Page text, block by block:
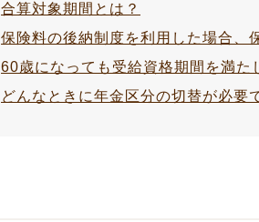
合算対象期間とは？
保険料の後納制度を利用した場合、
60歳になっても受給資格期間を満た
どんなときに年金区分の切替が必要